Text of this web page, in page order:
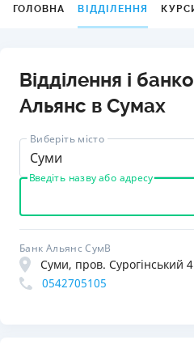
ГОЛОВНА ВІДДІЛЕННЯ
Відділення і
Альянс в Сумах
Виберіть місто
Суми
Введіть назву або адресу
Банк Альянс СумВ
Суми, пров. Сурогінський 4
0542705105